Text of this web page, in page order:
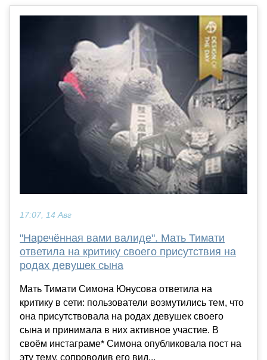
17:07, 14 Авг
"Наречённая вами валиде". Мать Тимати
ответила на критику своего присутствия на
родах девушек сына
Мать Тимати Симона Юнусова ответила на
критику в сети: пользователи возмутились тем, что
она присутствовала на родах девушек своего
сына и принимала в них активное участие. В
своём инстаграме* Симона опубликовала пост на
эту тему, сопроводив его вид...